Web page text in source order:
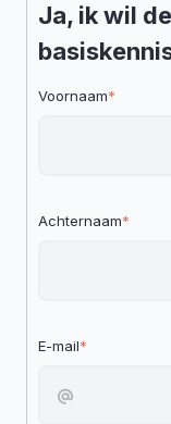
Ja, ik wil
Voornaam*
Achternaam*
E-mail*